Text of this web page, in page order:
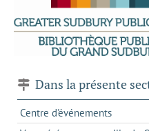
Dans la présente
Centre d'événements